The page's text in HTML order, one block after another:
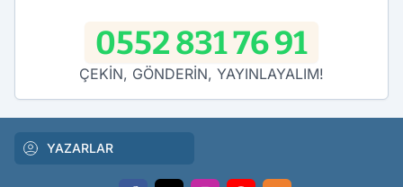
0552 831 76 91
ÇEKİN, GÖNDERİN, YAYINLAYALIM!
YAZARLAR